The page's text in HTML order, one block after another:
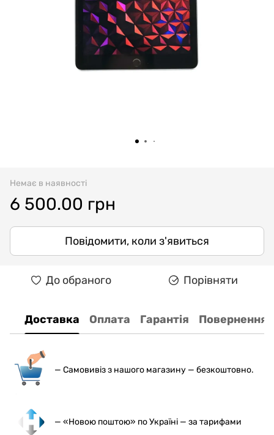
Немає в наявності
6 500.00 грн
Повідомити, коли з'явиться
До обраного Порівняти
Доставка Оплата Гарантія Повернення
— Самовивіз з нашого магазину — безкоштовно.
— «Новою поштою» по Україні — за тарифами